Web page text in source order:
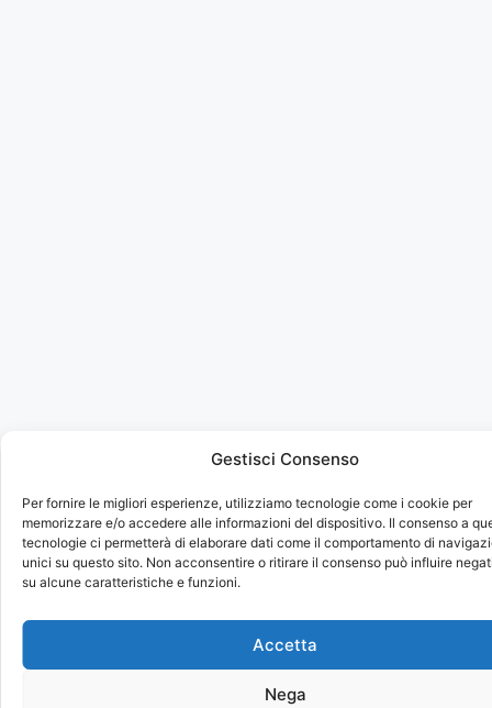
Gestisci Consenso
Per fornire le migliori esperienze, utilizziamo tecnologie come i cookie per
memorizzare e/o accedere alle informazioni del dispositivo. Il consenso a
tecnologie ci permetterà di elaborare dati come il comportamento di
unici su questo sito. Non acconsentire o ritirare il consenso può influire
su alcune caratteristiche e funzioni.
Accetta
Nega